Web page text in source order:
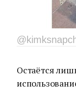
Остаётся